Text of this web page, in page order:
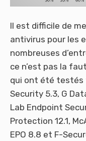
Il est difficile de
antivirus pour les
nombreuses
ce n’est pas la
qui ont été testés
Security 5.3, G
Lab Endpoint
Protection 12.1,
EPO 8.8 et F-